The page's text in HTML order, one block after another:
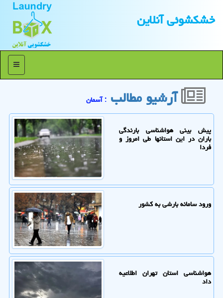
خشكشوئی آنلاین
منو
آرشیو مطالب : آسمان
پیش بینی هواشناسی بارندگی
باران در این استانها طی امروز و
فردا
ورود سامانه بارشی به کشور
هواشناسی استان تهران اطلاعیه
داد